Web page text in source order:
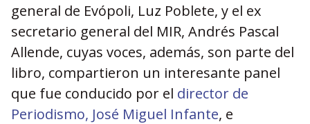
general de Evópoli, Luz Poblete, y el ex
secretario general del MIR, Andrés Pascal
Allende, cuyas voces, además, son parte del
libro, compartieron un interesante panel
que fue conducido por el director de
Periodismo, José Miguel Infante, e